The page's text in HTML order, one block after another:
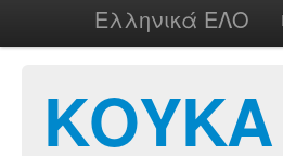
Ελληνικά ΕΛΟ